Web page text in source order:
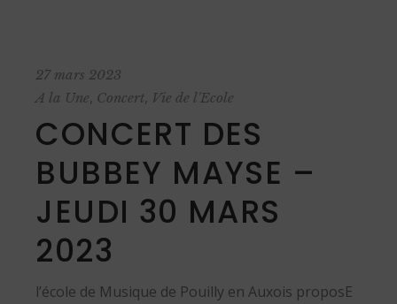
27 mars 2023
A la Une, Concert, Vie de l'Ecole
CONCERT DES
BUBBEY MAYSE –
JEUDI 30 MARS
2023
l’école de Musique de Pouilly en Auxois proposE